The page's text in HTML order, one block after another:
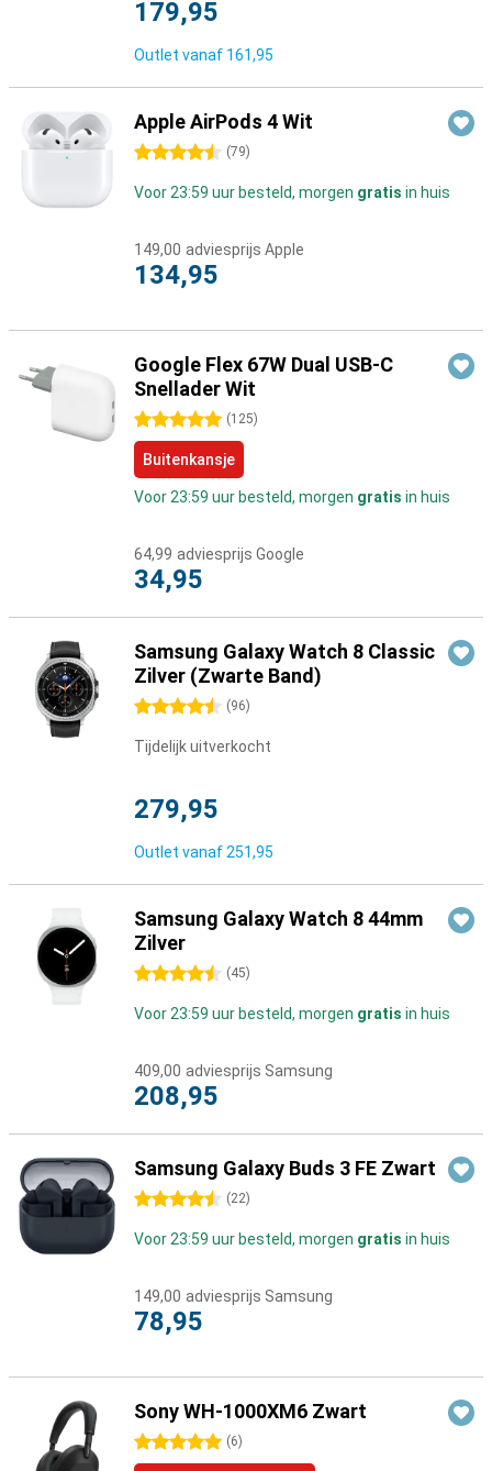
179,95
Outlet vanaf 161,95
Apple AirPods 4 Wit
4.5 sterren (79)
Voor 23:59 uur besteld, morgen gratis in huis
149,00 adviesprijs Apple
134,95
Google Flex 67W Dual USB-C
Snellader Wit
5 sterren (125)
Buitenkansje
Voor 23:59 uur besteld, morgen gratis in huis
64,99 adviesprijs Google
34,95
Samsung Galaxy Watch 8 Classic
Zilver (Zwarte Band)
4.5 sterren (96)
Tijdelijk uitverkocht
279,95
Outlet vanaf 251,95
Samsung Galaxy Watch 8 44mm
Zilver
4.5 sterren (45)
Voor 23:59 uur besteld, morgen gratis in huis
409,00 adviesprijs Samsung
208,95
Samsung Galaxy Buds 3 FE Zwart
4.5 sterren (22)
Voor 23:59 uur besteld, morgen gratis in huis
149,00 adviesprijs Samsung
78,95
Sony WH-1000XM6 Zwart
5 sterren (6)